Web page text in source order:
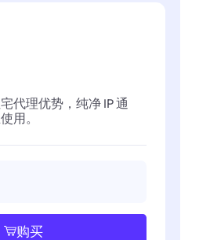
代理优势，纯净 IP 通
用。
购买